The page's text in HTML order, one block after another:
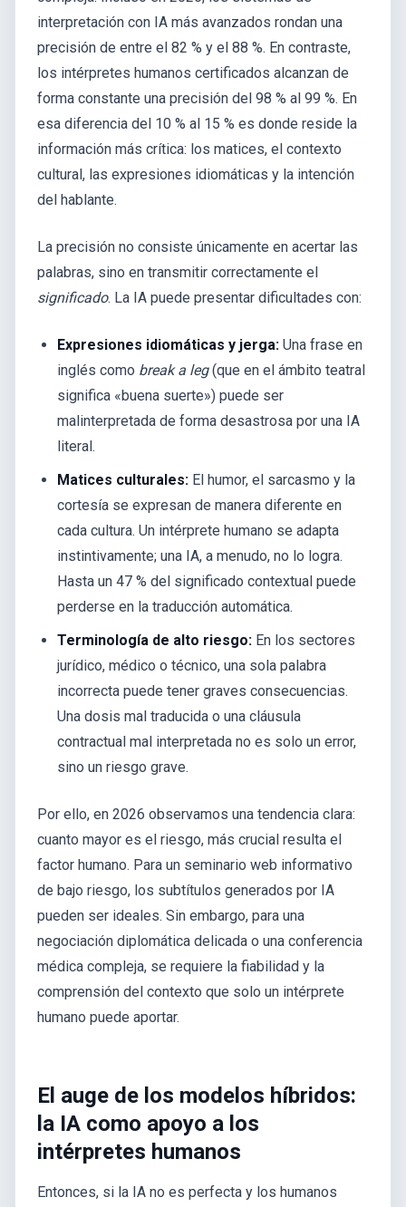
interpretación con IA más avanzados rondan una
precisión de entre el 82 % y el 88 %. En contraste,
los intérpretes humanos certificados alcanzan de
forma constante una precisión del 98 % al 99 %. En
esa diferencia del 10 % al 15 % es donde reside la
información más crítica: los matices, el contexto
cultural, las expresiones idiomáticas y la intención
del hablante.
La precisión no consiste únicamente en acertar las
palabras, sino en transmitir correctamente el
significado. La IA puede presentar dificultades con:
Expresiones idiomáticas y jerga: Una frase en
inglés como break a leg(que en el ámbito teatral
significa «buena suerte») puede ser
malinterpretada de forma desastrosa por una IA
literal.
Matices culturales: El humor, el sarcasmo y la
cortesía se expresan de manera diferente en
cada cultura. Un intérprete humano se adapta
instintivamente; una IA, a menudo, no lo logra.
Hasta un 47 % del significado contextual puede
perderse en la traducción automática.
Terminología de alto riesgo: En los sectores
jurídico, médico o técnico, una sola palabra
incorrecta puede tener graves consecuencias.
Una dosis mal traducida o una cláusula
contractual mal interpretada no es solo un error,
sino un riesgo grave.
Por ello, en 2026 observamos una tendencia clara:
cuanto mayor es el riesgo, más crucial resulta el
factor humano. Para un seminario web informativo
de bajo riesgo, los subtítulos generados por IA
pueden ser ideales. Sin embargo, para una
negociación diplomática delicada o una conferencia
médica compleja, se requiere la fiabilidad y la
comprensión del contexto que solo un intérprete
humano puede aportar.
El auge de los modelos híbridos:
la IA como apoyo a los
intérpretes humanos
Entonces, si la IA no es perfecta y los humanos